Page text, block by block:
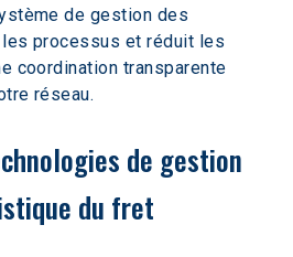
de gestion des
processus et réduit les
coordination transparente
réseau.
de gestion
du fret